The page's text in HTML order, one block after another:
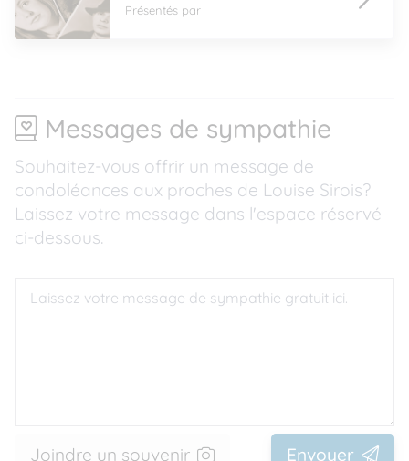
Présentés par
Messages de sympathie
Souhaitez-vous offrir un message de
condoléances aux proches de Louise Sirois?
Laissez votre message dans l'espace réservé
ci-dessous.
Joindre un souvenir Envoyer